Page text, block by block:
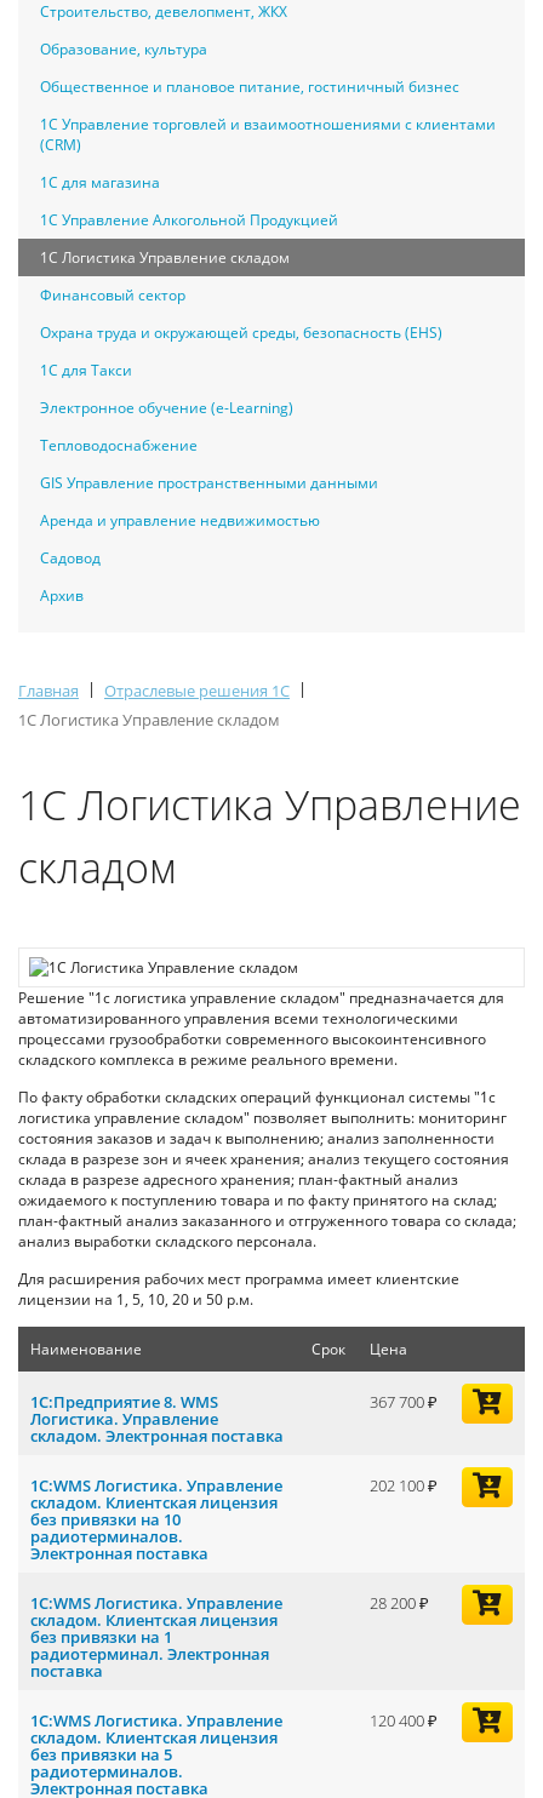
Строительство, девелопмент, ЖКХ
Образование, культура
Общественное и плановое питание, гостиничный бизнес
1С Управление торговлей и взаимоотношениями с клиентами
(CRM)
1С для магазина
1С Управление Алкогольной Продукцией
1С Логистика Управление складом
Финансовый сектор
Охрана труда и окружающей среды, безопасность (EHS)
1С для Такси
Электронное обучение (e-Learning)
Тепловодоснабжение
GIS Управление пространственными данными
Аренда и управление недвижимостью
Садовод
Архив
Главная | Отраслевые решения 1С |
1С Логистика Управление складом
1С Логистика Управление
складом
Решение "1с логистика управление складом" предназначается для
автоматизированного управления всеми технологическими
процессами грузообработки современного высокоинтенсивного
складского комплекса в режиме реального времени.
По факту обработки складских операций функционал системы "1с
логистика управление складом" позволяет выполнить: мониторинг
состояния заказов и задач к выполнению; анализ заполненности
склада в разрезе зон и ячеек хранения; анализ текущего состояния
склада в разрезе адресного хранения; план-фактный анализ
ожидаемого к поступлению товара и по факту принятого на склад;
план-фактный анализ заказанного и отгруженного товара со склада;
анализ выработки складского персонала.
Для расширения рабочих мест программа имеет клиентские
лицензии на 1, 5, 10, 20 и 50 р.м.
Наименование Срок Цена
1С:Предприятие 8. WMS
Логистика. Управление
складом. Электронная поставка
367 700
1С:WMS Логистика. Управление
складом. Клиентская лицензия
без привязки на 10
радиотерминалов.
Электронная поставка
202 100
1С:WMS Логистика. Управление
складом. Клиентская лицензия
без привязки на 1
радиотерминал. Электронная
поставка
28 200
1С:WMS Логистика. Управление
складом. Клиентская лицензия
без привязки на 5
радиотерминалов.
Электронная поставка
120 400